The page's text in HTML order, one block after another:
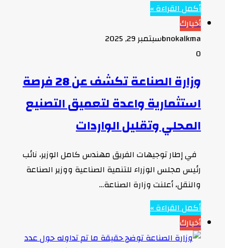
أكمل القراءة »
أخبارك
bnokalkmaسبتمبر 29, 2025
0
وزارة الصناعة تكشف عن 28 فرصة
استثمارية واعدة لتعميق التصنيع
المحلي وتقليل الواردات
في إطار توجيهات الفريق مهندس كامل الوزير، نائب
رئيس مجلس الوزراء للتنمية الصناعية ووزير الصناعة
والنقل، أعلنت وزارة الصناعة…
أكمل القراءة »
أخبارك